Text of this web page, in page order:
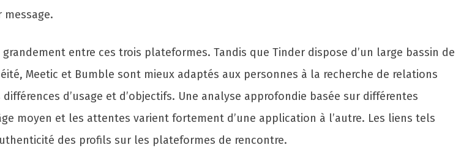
entre ces trois plateformes. Tandis que Tinder dispose d’un large bassin de
Meetic et Bumble sont mieux adaptés aux personnes à la recherche de relations
d’usage et d’objectifs. Une analyse approfondie basée sur différentes
moyen et les attentes varient fortement d’une application à l’autre. Les liens tels
des profils sur les plateformes de rencontre.